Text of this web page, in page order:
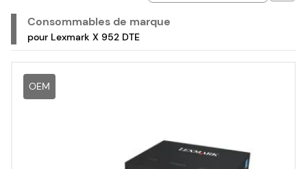
Consommables de marque
pour Lexmark X 952 DTE
OEM